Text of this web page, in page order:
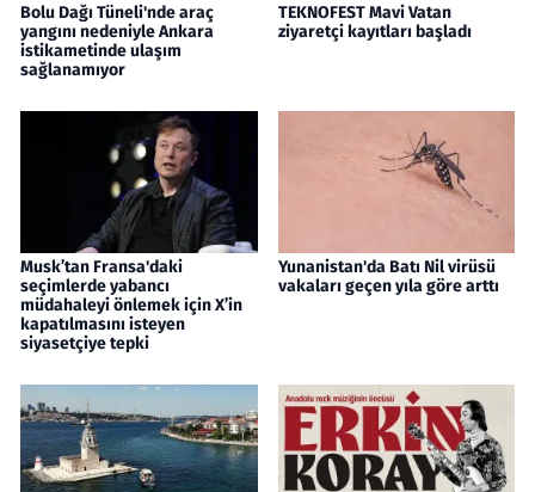
Bolu Dağı Tüneli'nde araç
yangını nedeniyle Ankara
istikametinde ulaşım
sağlanamıyor
TEKNOFEST Mavi Vatan
ziyaretçi kayıtları başladı
Musk’tan Fransa'daki
seçimlerde yabancı
müdahaleyi önlemek için X’in
kapatılmasını isteyen
siyasetçiye tepki
Yunanistan'da Batı Nil virüsü
vakaları geçen yıla göre arttı